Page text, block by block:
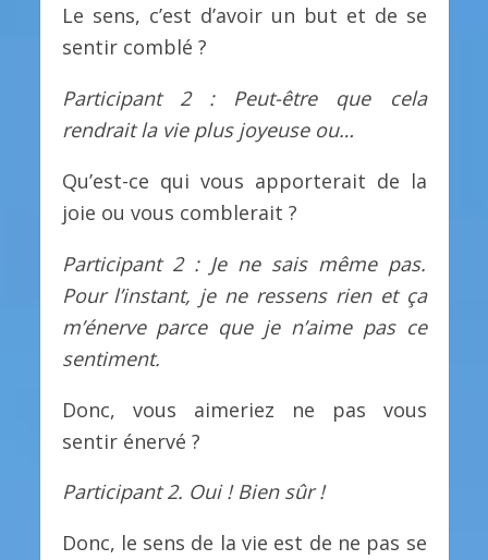
Le sens, c’est d’avoir un but et de se
sentir comblé ?
Participant 2 : Peut-être que cela
rendrait la vie plus joyeuse ou…
Qu’est-ce qui vous apporterait de la
joie ou vous comblerait ?
Participant 2 : Je ne sais même pas.
Pour l’instant, je ne ressens rien et ça
m’énerve parce que je n’aime pas ce
sentiment.
Donc, vous aimeriez ne pas vous
sentir énervé ?
Participant 2. Oui ! Bien sûr !
Donc, le sens de la vie est de ne pas se